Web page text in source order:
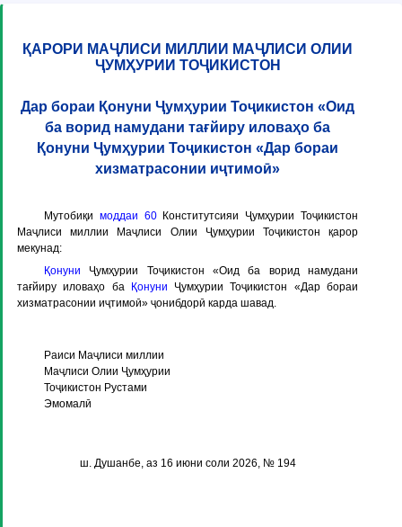
ҚАРОРИ МАҶЛИСИ МИЛЛИИ МАҶЛИСИ ОЛИИ
ҶУМҲУРИИ ТОҶИКИСТОН
Дар бораи Қонуни Ҷумҳурии Тоҷикистон «Оид
ба ворид намудани тағйиру иловаҳо ба
Қонуни Ҷумҳурии Тоҷикистон «Дар бораи
хизматрасонии иҷтимоӣ»
Мутобиқи моддаи 60Конститутсияи Ҷумҳурии Тоҷикистон
Маҷлиси миллии Маҷлиси Олии Ҷумҳурии Тоҷикистон қарор
мекунад:
Қонуни Ҷумҳурии Тоҷикистон «Оид ба ворид намудани
тағйиру иловаҳо ба
Қонуни Ҷумҳурии Тоҷикистон «Дар бораи
хизматрасонии иҷтимоӣ» ҷонибдорӣ карда шавад.
Раиси Маҷлиси миллии
Маҷлиси Олии Ҷумҳурии
Тоҷикистон Рустами
Эмомалӣ
ш. Душанбе, аз 16 июни соли 2026, № 194